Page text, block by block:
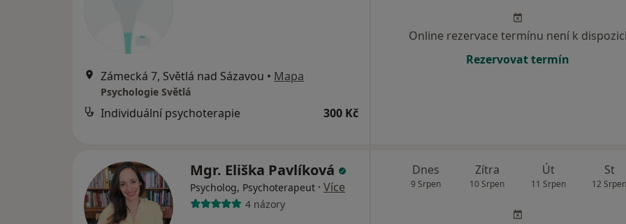
Zámecká 7, Světlá nad Sázavou • Mapa
Psychologie Světlá
Individuální psychoterapie 300 Kč
Online rezervace termínu není k dispozici
Rezervovat termín
Mgr. Eliška Pavlíková
Psycholog, Psychoterapeut · Více
4 názory
Dnes
9 Srpen
Zítra
10 Srpen
Út
11 Srpen
St
12 Srpen